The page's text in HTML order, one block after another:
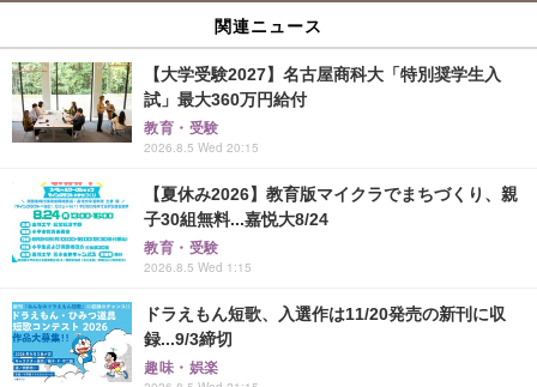
関連ニュース
【大学受験2027】名古屋商科大「特別奨学生入
試」最大360万円給付
教育・受験
2026.8.5 Wed 20:15
【夏休み2026】教育版マイクラでまちづくり、親
子30組無料...嘉悦大8/24
教育・受験
2026.8.5 Wed 1:15
ドラえもん短歌、入選作は11/20発売の新刊に収
録...9/3締切
趣味・娯楽